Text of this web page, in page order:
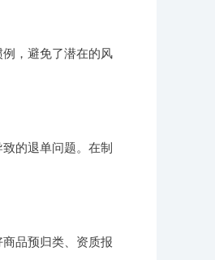
，避免了潜在的风
的退单问题。在制
品预归类、资质报